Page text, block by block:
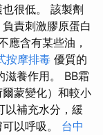
很低。 該製劑
責刺激膠原蛋白
應含有某些油，
按摩排毒 優質的
滋養作用。 BB霜
蒙變化）和較小
以補充水分，緩
以呼吸。 台中